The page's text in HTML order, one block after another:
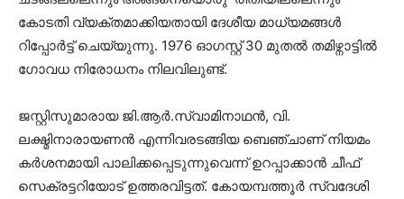
കോടതി വ്യക്തമാക്കിയതായി ദേശീയ മാധ്യമങ്ങള്‍
റിപ്പോര്‍ട്ട് ചെയ്യുന്നു. 1976 ഓഗസ്റ്റ് 30 മുതല്‍ തമിഴ്നാട്ടില്‍
ഗോവധ നിരോധനം നിലവിലുണ്ട്.
ജസ്റ്റിസുമാരായ ജി.ആര്‍.സ്വാമിനാഥന്‍, വി.
ലക്ഷ്മിനാരായണന്‍ എന്നിവരടങ്ങിയ ബെഞ്ചാണ് നിയമം
കര്‍ശനമായി പാലിക്കപ്പെടുന്നുവെന്ന് ഉറപ്പാക്കാന്‍ ചീഫ്
സെക്രട്ടറിയോട് ഉത്തരവിട്ടത്. കോയമ്പത്തൂര്‍ സ്വദേശി